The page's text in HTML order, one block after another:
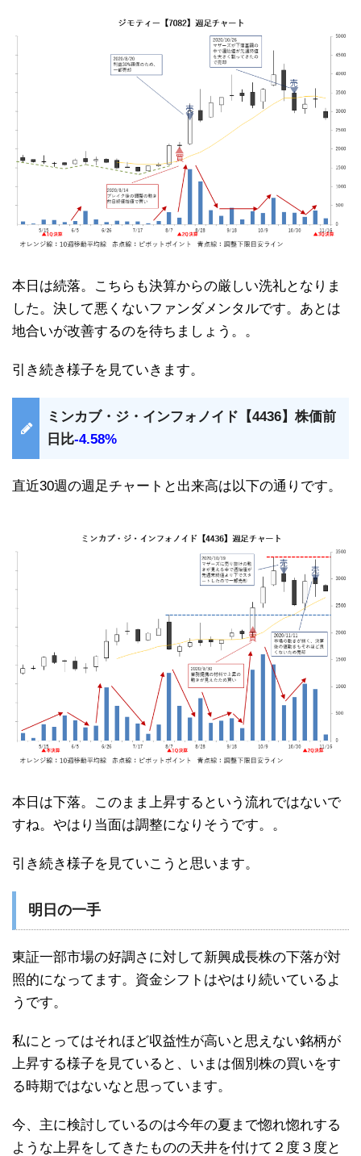
本日は続落。こちらも決算からの厳しい洗礼となりま
した。決して悪くないファンダメンタルです。あとは
地合いが改善するのを待ちましょう。。
引き続き様子を見ていきます。
ミンカブ・ジ・インフォノイド【4436】株価前
日比-4.58%
直近30週の週足チャートと出来高は以下の通りです。
本日は下落。このまま上昇するという流れではないで
すね。やはり当面は調整になりそうです。。
引き続き様子を見ていこうと思います。
明日の一手
東証一部市場の好調さに対して新興成長株の下落が対
照的になってます。資金シフトはやはり続いているよ
うです。
私にとってはそれほど収益性が高いと思えない銘柄が
上昇する様子を見ていると、いまは個別株の買いをす
る時期ではないなと思っています。
今、主に検討しているのは今年の夏まで惚れ惚れする
ような上昇をしてきたものの天井を付けて２度３度と